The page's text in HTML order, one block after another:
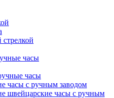
часы
часы
часы с ручным заводом
швейцарские часы с ручным